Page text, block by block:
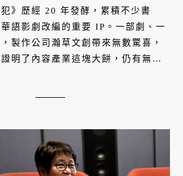
》歷經 20 年發酵，累積不少書
語影劇改編的重要 IP。一部劇、一
製作公司瀚草文創帶來無數驚喜，
明了內容產業這塊大餅，仍有無窮